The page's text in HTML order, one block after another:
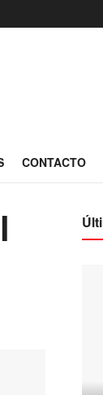
CONTACTO